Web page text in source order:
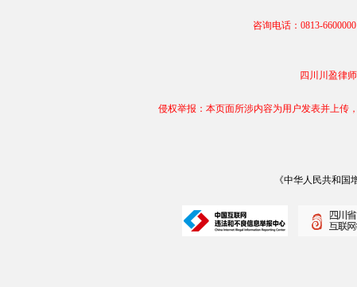
咨询电话：0813-
四川川盈律
侵权举报：本页面所涉内容为用户发表并上传
《中华人民共和国